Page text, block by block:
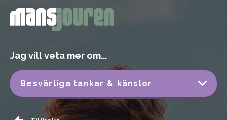
Jag vill veta mer om...
Besvärliga tankar & känslor